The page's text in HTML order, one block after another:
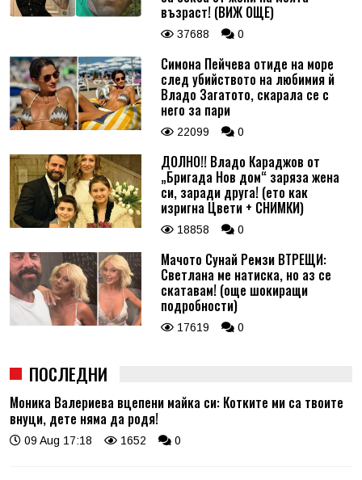
възраст! (ВИЖ ОЩЕ)
37688 0
Симона Пейчева отиде на море
след убийството на любимия й
Владо Загатото, скарала се с
него за пари
22099 0
ДОЛНО!! Владо Караджов от
„Бригада Нов дом“ заряза жена
си, заради друга! (ето как
изригна Цвети + СНИМКИ)
18858 0
Мачото Сунай Ремзи ВТРЕЩИ:
Светлана ме натиска, но аз се
скатавам! (още шокиращи
подробности)
17619 0
ПОСЛЕДНИ
Моника Валериева вцепени майка си: Котките ми са твоите
внуци, дете няма да родя!
09 Aug 17:18 1652 0